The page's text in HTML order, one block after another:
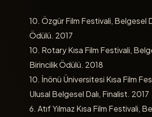
10. Özgür Film Festivali, Belgesel
Ödülü. 2017
10. Rotary Kısa Film Festivali,
Birincilik Ödülü. 2018
10. İnönü Üniversitesi Kısa Film
Ulusal Belgesel Dalı, Finalist. 2017
6. Atıf Yılmaz Kısa Film Festivali,